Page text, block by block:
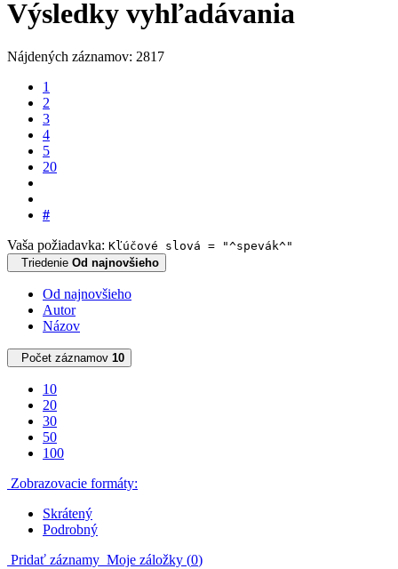
Výsledky vyhľadávania
Nájdených záznamov: 2817
1
2
3
4
5
20
#
Vaša požiadavka: Kľúčové slová = "^spevák^"
Triedenie Od najnovšieho
Od najnovšieho
Autor
Názov
Počet záznamov 10
10
20
30
50
100
Zobrazovacie formáty:
Skrátený
Podrobný
Pridať záznamy Moje záložky (0)